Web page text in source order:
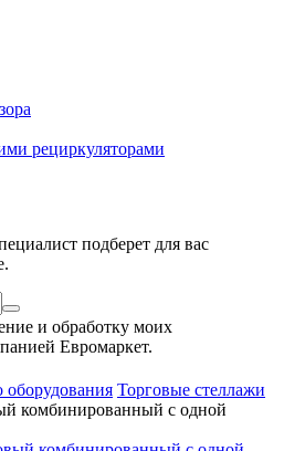
рециркуляторами
подберет для вас
и обработку моих
Евромаркет.
оборудования Торговые стеллажи
комбинированный с одной